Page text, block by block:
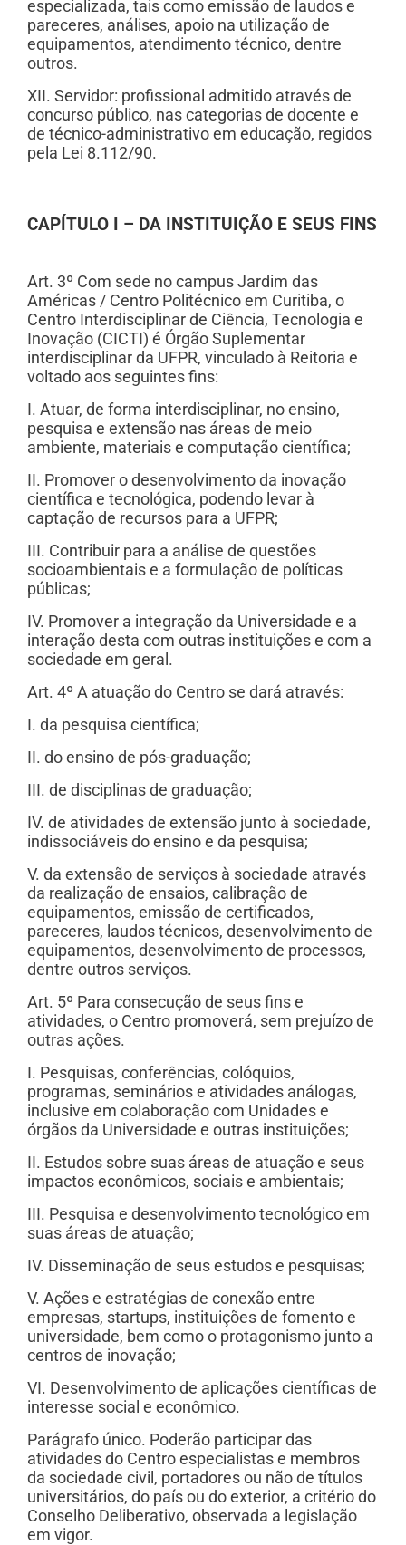
especializada, tais como emissão de laudos e
pareceres, análises, apoio na utilização de
equipamentos, atendimento técnico, dentre
outros.
XII. Servidor: profissional admitido através de
concurso público, nas categorias de docente e
de técnico-administrativo em educação, regidos
pela Lei 8.112/90.
CAPÍTULO I – DA INSTITUIÇÃO E SEUS FINS
Art. 3º Com sede no campus Jardim das
Américas / Centro Politécnico em Curitiba, o
Centro Interdisciplinar de Ciência, Tecnologia e
Inovação (CICTI) é Órgão Suplementar
interdisciplinar da UFPR, vinculado à Reitoria e
voltado aos seguintes fins:
I. Atuar, de forma interdisciplinar, no ensino,
pesquisa e extensão nas áreas de meio
ambiente, materiais e computação científica;
II. Promover o desenvolvimento da inovação
científica e tecnológica, podendo levar à
captação de recursos para a UFPR;
III. Contribuir para a análise de questões
socioambientais e a formulação de políticas
públicas;
IV. Promover a integração da Universidade e a
interação desta com outras instituições e com a
sociedade em geral.
Art. 4º A atuação do Centro se dará através:
I. da pesquisa científica;
II. do ensino de pós-graduação;
III. de disciplinas de graduação;
IV. de atividades de extensão junto à sociedade,
indissociáveis do ensino e da pesquisa;
V. da extensão de serviços à sociedade através
da realização de ensaios, calibração de
equipamentos, emissão de certificados,
pareceres, laudos técnicos, desenvolvimento de
equipamentos, desenvolvimento de processos,
dentre outros serviços.
Art. 5º Para consecução de seus fins e
atividades, o Centro promoverá, sem prejuízo de
outras ações.
I. Pesquisas, conferências, colóquios,
programas, seminários e atividades análogas,
inclusive em colaboração com Unidades e
órgãos da Universidade e outras instituições;
II. Estudos sobre suas áreas de atuação e seus
impactos econômicos, sociais e ambientais;
III. Pesquisa e desenvolvimento tecnológico em
suas áreas de atuação;
IV. Disseminação de seus estudos e pesquisas;
V. Ações e estratégias de conexão entre
empresas, startups, instituições de fomento e
universidade, bem como o protagonismo junto a
centros de inovação;
VI. Desenvolvimento de aplicações científicas de
interesse social e econômico.
Parágrafo único. Poderão participar das
atividades do Centro especialistas e membros
da sociedade civil, portadores ou não de títulos
universitários, do país ou do exterior, a critério do
Conselho Deliberativo, observada a legislação
em vigor.